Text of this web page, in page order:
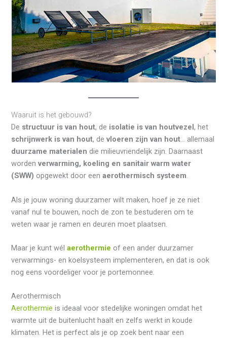
Waaruit is het gebouwd?
De structuur is van hout, de isolatie is van houtvezel, het
schrijnwerk is van hout, devloeren zijn van hout… allemaal
duurzame materialen die milieuvriendelijk zijn. Daarnaast
wordenverwarming, koeling en sanitair warm water
(SWW) opgewekt door eenaerothermisch systeem.
Als je jouw woning duurzamer wilt maken, hoef je ze niet
vanaf nul te bouwen, noch de zon te bestuderen om te
weten waar je ramen en deuren moet plaatsen.
Maar je kunt wélaerothermie of een ander duurzamer
verwarmings- en koelsysteem implementeren, en dat is ook
nog eens voordeliger voor je portemonnee.
Aerothermisch
Aerothermie is ideaal voor stedelijke woningen omdat het
warmte uit de buitenlucht haalt en zelfs werkt in koude
klimaten. Het is perfect als je op zoek bent naar een